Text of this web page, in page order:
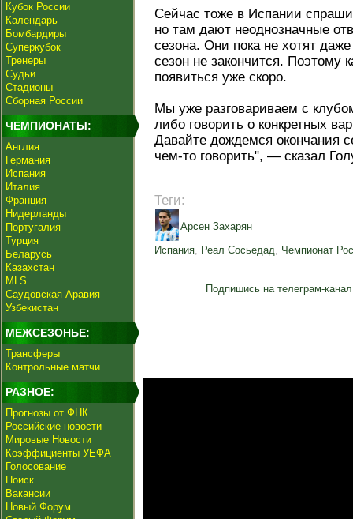
Кубок России
Календарь
Бомбардиры
Суперкубок
Тренеры
Судьи
Стадионы
Сборная России
ЧЕМПИОНАТЫ:
Англия
Германия
Испания
Италия
Франция
Нидерланды
Португалия
Турция
Беларусь
Казахстан
MLS
Саудовская Аравия
Узбекистан
МЕЖСЕЗОНЬЕ:
Трансферы
Контрольные матчи
РАЗНОЕ:
Прогнозы от ФНК
Российские новости
Мировые Новости
Коэффициенты УЕФА
Голосование
Поиск
Вакансии
Новый Форум
Сейчас тоже в Испании
но там дают неоднозначные
сезона. Они пока не хотят
сезон не закончится. Поэтому
появиться уже скоро.
Мы уже разговариваем с
либо говорить о конкретных
Давайте дождемся окончания
чем-то говорить", — сказал
Теги:
Арсен Захарян
Испания, Реал Сосьедад, Чемпионат
Подпишись на телеграм-